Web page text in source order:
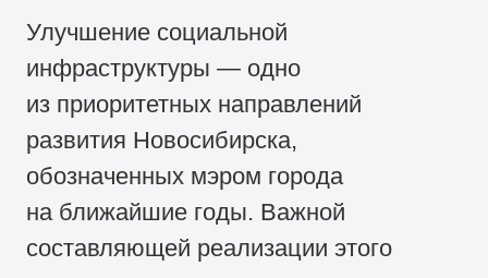
Улучшение социальной
инфраструктуры — одно
из приоритетных направлений
развития Новосибирска,
обозначенных мэром города
на ближайшие годы. Важной
составляющей реализации этого